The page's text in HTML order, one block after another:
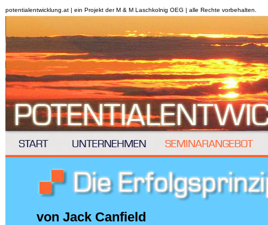
potentialentwicklung.at | ein Projekt der M & M Laschkolnig OEG | alle Rechte vorbehalten.
von Jack Canfield